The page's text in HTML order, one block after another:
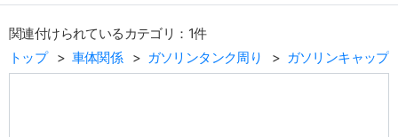
関連付けられているカテゴリ：1件
トップ
車体関係 ガソリンタンク周り ガソリンキャップ